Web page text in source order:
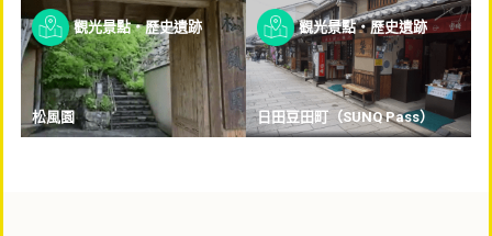
觀光景點・歷史遺跡
松風園
觀光景點・歷史遺跡
日田豆田町（SUNQ Pass）